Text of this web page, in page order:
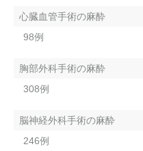
心臓血管手術の麻酔
98例
胸部外科手術の麻酔
308例
脳神経外科手術の麻酔
246例